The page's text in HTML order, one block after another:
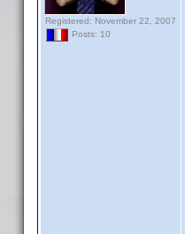
Registered: November 22, 2007
Posts: 10